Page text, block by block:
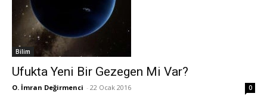
Bilim
Ufukta Yeni Bir Gezegen Mi Var?
O. İmran Değirmenci - 22 Ocak 2016 0